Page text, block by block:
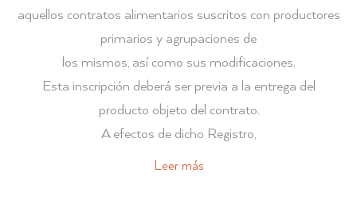
aquellos contratos alimentarios suscritos con productores
primarios y agrupaciones de
los mismos, así como sus modificaciones.
Esta inscripción deberá ser previa a la entrega del
producto objeto del contrato.
A efectos de dicho Registro,
Leer más